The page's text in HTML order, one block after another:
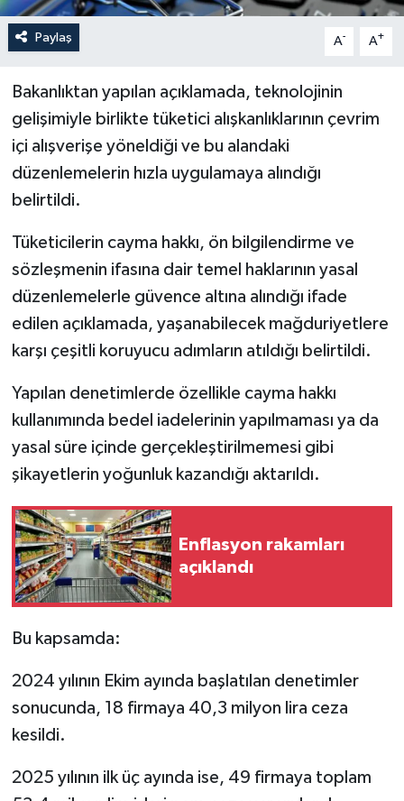
Paylaş A- A+
Bakanlıktan yapılan açıklamada, teknolojinin
gelişimiyle birlikte tüketici alışkanlıklarının çevrim
içi alışverişe yöneldiği ve bu alandaki
düzenlemelerin hızla uygulamaya alındığı
belirtildi.
Tüketicilerin cayma hakkı, ön bilgilendirme ve
sözleşmenin ifasına dair temel haklarının yasal
düzenlemelerle güvence altına alındığı ifade
edilen açıklamada, yaşanabilecek mağduriyetlere
karşı çeşitli koruyucu adımların atıldığı belirtildi.
Yapılan denetimlerde özellikle cayma hakkı
kullanımında bedel iadelerinin yapılmaması ya da
yasal süre içinde gerçekleştirilmemesi gibi
şikayetlerin yoğunluk kazandığı aktarıldı.
Enflasyon rakamları
açıklandı
Bu kapsamda:
2024 yılının Ekim ayında başlatılan denetimler
sonucunda, 18 firmaya 40,3 milyon lira ceza
kesildi.
2025 yılının ilk üç ayında ise, 49 firmaya toplam